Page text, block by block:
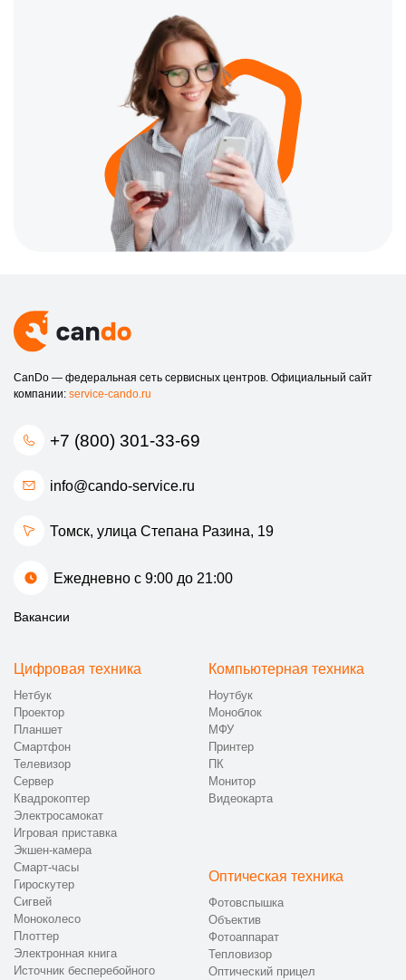
Если у вас возникли вопросы или необходим ремонт, не
стесняйтесь связаться с нами. Мы всегда рады помочь.
Адрес нашего офиса: улица Степана Разина, 19
Номер телефона для связи: +7 (800) 301-33-69
Преимущества обращения к нам
Выбирая наш сервисный центр, вы получаете:
Гарантированное качество:все работы проводятся
профессиональными мастерами с использованием
оригинальных комплектующих.
Быстрый ремонт: мы понимаем, насколько важно
быстро вернуть вашему прицелу рабочее состояние.
Доверьте свой оптический прицел ATN профессионалам.
Обращайтесь в наш сервисный центр в Томске!
CanDo — федеральная сеть сервисных центров. Официальный сайт
компании: service-cando.ru
+7 (800) 301-33-69
info@cando-service.ru
Томск, улица Степана Разина, 19
Ежедневно с 9:00 до 21:00
Вакансии
Цифровая техника
Нетбук
Проектор
Планшет
Смартфон
Телевизор
Сервер
Квадрокоптер
Электросамокат
Игровая приставка
Экшен-камера
Смарт-часы
Гироскутер
Сигвей
Моноколесо
Плоттер
Электронная книга
Источник бесперебойного
Компьютерная техника
Ноутбук
Моноблок
МФУ
Принтер
ПК
Монитор
Видеокарта
Оптическая техника
Фотовспышка
Объектив
Фотоаппарат
Тепловизор
Оптический прицел